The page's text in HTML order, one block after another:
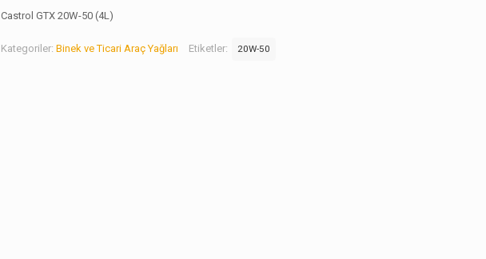
Castrol GTX 20W-50 (4L)
Kategoriler: Binek ve Ticari Araç Yağları Etiketler: 20W-50